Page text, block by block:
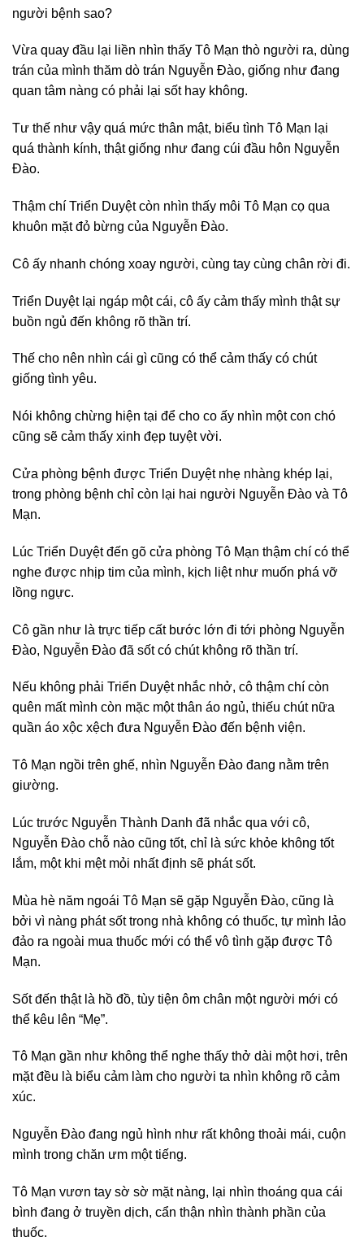
người bệnh sao?
Vừa quay đầu lại liền nhìn thấy Tô Mạn thò người ra, dùng
trán của mình thăm dò trán Nguyễn Đào, giống như đang
quan tâm nàng có phải lại sốt hay không.
Tư thế như vậy quá mức thân mật, biểu tình Tô Mạn lại
quá thành kính, thật giống như đang cúi đầu hôn Nguyễn
Đào.
Thậm chí Triển Duyệt còn nhìn thấy môi Tô Mạn cọ qua
khuôn mặt đỏ bừng của Nguyễn Đào.
Cô ấy nhanh chóng xoay người, cùng tay cùng chân rời đi.
Triển Duyệt lại ngáp một cái, cô ấy cảm thấy mình thật sự
buồn ngủ đến không rõ thần trí.
Thế cho nên nhìn cái gì cũng có thể cảm thấy có chút
giống tình yêu.
Nói không chừng hiện tại để cho co ấy nhìn một con chó
cũng sẽ cảm thấy xinh đẹp tuyệt vời.
Cửa phòng bệnh được Triển Duyệt nhẹ nhàng khép lại,
trong phòng bệnh chỉ còn lại hai người Nguyễn Đào và Tô
Mạn.
Lúc Triển Duyệt đến gõ cửa phòng Tô Mạn thậm chí có thể
nghe được nhịp tim của mình, kịch liệt như muốn phá vỡ
lồng ngực.
Cô gần như là trực tiếp cất bước lớn đi tới phòng Nguyễn
Đào, Nguyễn Đào đã sốt có chút không rõ thần trí.
Nếu không phải Triển Duyệt nhắc nhở, cô thậm chí còn
quên mất mình còn mặc một thân áo ngủ, thiếu chút nữa
quần áo xộc xệch đưa Nguyễn Đào đến bệnh viện.
Tô Mạn ngồi trên ghế, nhìn Nguyễn Đào đang nằm trên
giường.
Lúc trước Nguyễn Thành Danh đã nhắc qua với cô,
Nguyễn Đào chỗ nào cũng tốt, chỉ là sức khỏe không tốt
lắm, một khi mệt mỏi nhất định sẽ phát sốt.
Mùa hè năm ngoái Tô Mạn sẽ gặp Nguyễn Đào, cũng là
bởi vì nàng phát sốt trong nhà không có thuốc, tự mình lảo
đảo ra ngoài mua thuốc mới có thể vô tình gặp được Tô
Mạn.
Sốt đến thật là hồ đồ, tùy tiện ôm chân một người mới có
thể kêu lên “Mẹ”.
Tô Mạn gần như không thể nghe thấy thở dài một hơi, trên
mặt đều là biểu cảm làm cho người ta nhìn không rõ cảm
xúc.
Nguyễn Đào đang ngủ hình như rất không thoải mái, cuộn
mình trong chăn ưm một tiếng.
Tô Mạn vươn tay sờ sờ mặt nàng, lại nhìn thoáng qua cái
bình đang ở truyền dịch, cẩn thận nhìn thành phần của
thuốc.